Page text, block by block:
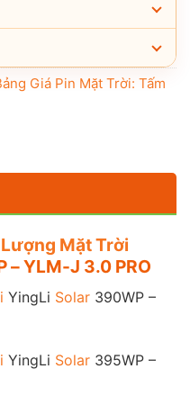
Giá Pin Mặt Trời: Tấm
Mặt Trời
– YLM-J 3.0 PRO
YingLi Solar 390WP –
YingLi Solar 395WP –